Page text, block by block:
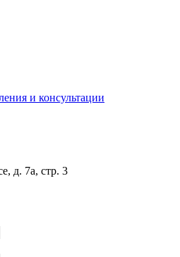
и консультации
д. 7а, стр. 3